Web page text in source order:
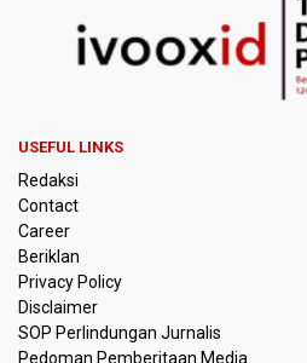
USEFUL LINKS
Redaksi
Contact
Career
Beriklan
Privacy Policy
Disclaimer
SOP Perlindungan Jurnalis
Pedoman Pemberitaan Media